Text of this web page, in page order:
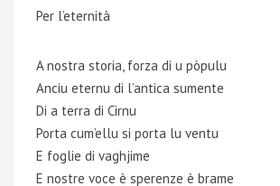
Per l’eternità
A nostra storia, forza di u pòpulu
Anciu eternu di l’antica sumente
Di a terra di Cirnu
Porta cum’ellu si porta lu ventu
E foglie di vaghjime
E nostre voce è sperenze è brame